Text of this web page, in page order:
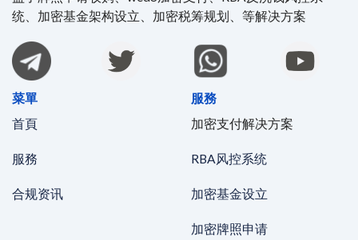
统、加密基金架构设立、加密税筹规划、等解决方案
菜單
首頁
服務
合规资讯
服務
加密支付解决方案
RBA风控系统
加密基金设立
加密牌照申请